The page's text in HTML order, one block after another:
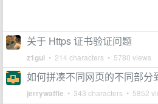
关于 Https 证书验证问题
z1gui • 214 characters • 5780 views
如何拼凑不同网页的不同部分
jerrywaffle • 343 characters • 5852